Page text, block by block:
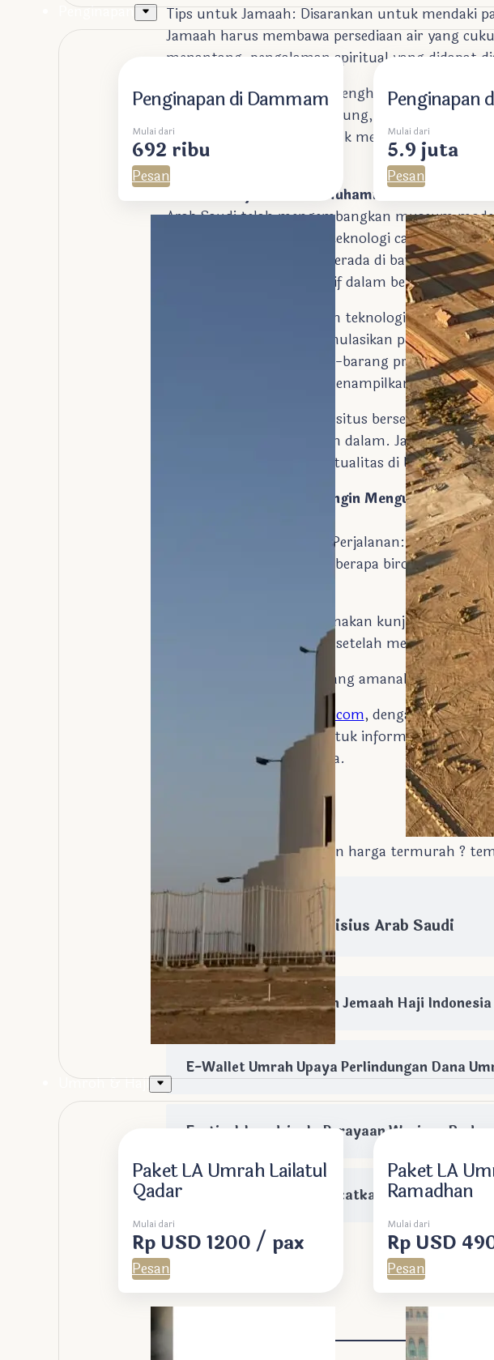
Penginapan
Penginapan di Dammam
Mulai dari
692 ribu
Pesan
Penginapan
Mulai dari
5.9 juta
Pesan
Umroh & Haji
Paket LA Umrah Lailatul
Qadar
Mulai dari
Rp USD 1200 / pax
Pesan
Paket LA
Ramadhan
Mulai dari
Rp USD
Pesan
Tips untuk Jamaah: Disarankan untuk mendaki
Jamaah harus membawa persediaan air yang
menantang, pengalaman spiritual yang didapat
Lokasi Jabal Nur saat ini menghadapi tantangan
yang dibuang oleh pengunjung, seperti bungkus
jamaah diimbau untuk tidak membuang
bersejarah ini .
Museum Sejarah Nabi Muhammad SAW
Arab Saudi telah mengembangkan museum
peradaban Islam dengan teknologi canggih.
Islamic Civilization yang berada di bawah
melalui tampilan interaktif dalam berbagai
Museum ini menggunakan teknologi mutakhir
Pameran 3D yang mensimulasikan perjalanan
Replika digital dari barang-barang pribadi Nabi
Paviliun interaktif yang menampilkan mukjizat
Keberadaan museum dan situs bersejarah ini
konteks historis yang lebih dalam. Jamaah
belakang sejarah dan spiritualitas di balik ritual-
Tips bagi Jamaah yang Ingin Mengunjungi
Sertakan dalam Rencana Perjalanan:
itinerary Umroh Anda. Beberapa biro
Waktu Kunjungan: Rencanakan kunjungan di
museum dapat dilakukan setelah menyelesaikan
Cari layanan LA Umroh yang amanah ?
MoslemTour.com, dengan pilihan
kebutuhan grup anda, untuk informasi lebih
segera kunjungi webnya ya.
Cari tiket dan hotel dengan harga termurah ?
Trending
NEOM: Proyek Ambisius Arab Saudi
Hari Ini, 200 ribu Lebih Jemaah Haji
E-Wallet Umrah Upaya Perlindungan Dana
Festival Jenadriyah: Perayaan Warisan
Indonesia akan Berangkatkan 221 Ribu Jemaah